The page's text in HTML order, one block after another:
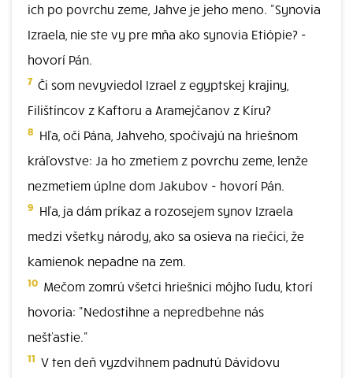
ich po povrchu zeme, Jahve je jeho meno. "Synovia
Izraela, nie ste vy pre mňa ako synovia Etiópie? -
hovorí Pán.
7 Či som nevyviedol Izrael z egyptskej krajiny,
Filištíncov z Kaftoru a Aramejčanov z Kíru?
8 Hľa, oči Pána, Jahveho, spočívajú na hriešnom
kráľovstve: Ja ho zmetiem z povrchu zeme, lenže
nezmetiem úplne dom Jakubov - hovorí Pán.
9 Hľa, ja dám príkaz a rozosejem synov Izraela
medzi všetky národy, ako sa osieva na riečici, že
kamienok nepadne na zem.
10 Mečom zomrú všetci hriešnici môjho ľudu, ktorí
hovoria: "Nedostihne a nepredbehne nás
nešťastie."
11 V ten deň vyzdvihnem padnutú Dávidovu